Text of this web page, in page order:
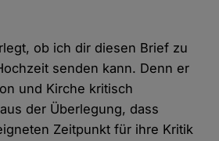
ob ich dir diesen Brief zu
senden kann. Denn er
und Kirche kritisch
der Überlegung, dass
Zeitpunkt für ihre Kritik